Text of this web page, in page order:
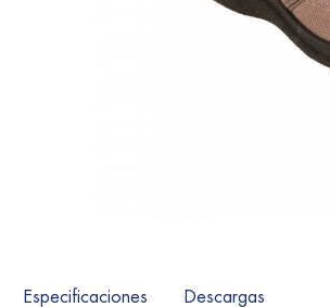
Especificaciones Descargas